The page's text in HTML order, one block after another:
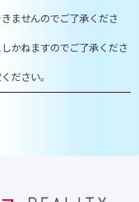
ませんのでご了承くださ
かねますのでご了承くださ
ださい。